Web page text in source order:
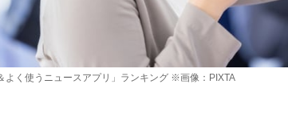
よく使うニュースアプリ」ランキング ※画像：PIXTA